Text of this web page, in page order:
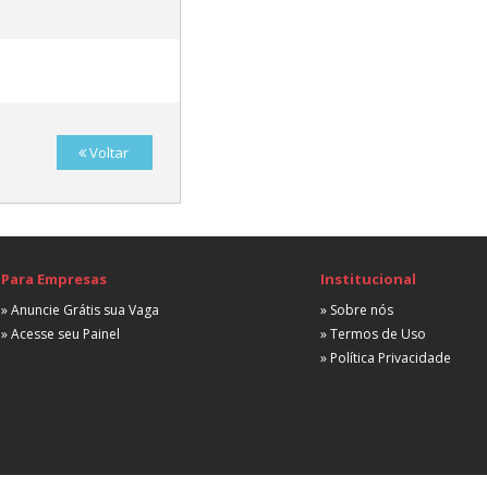
Voltar
Presencial
Para Empresas
» Anuncie Grátis sua Vaga
» Acesse seu Painel
Institucional
» Sobre nós
» Termos de Uso
» Política Privacidade